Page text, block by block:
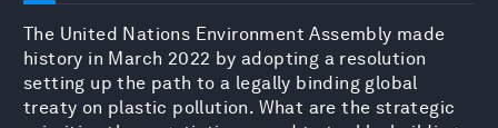
The United Nations Environment Assembly made
history in March 2022 by adopting a resolution
setting up the path to a legally binding global
treaty on plastic pollution. What are the strategic